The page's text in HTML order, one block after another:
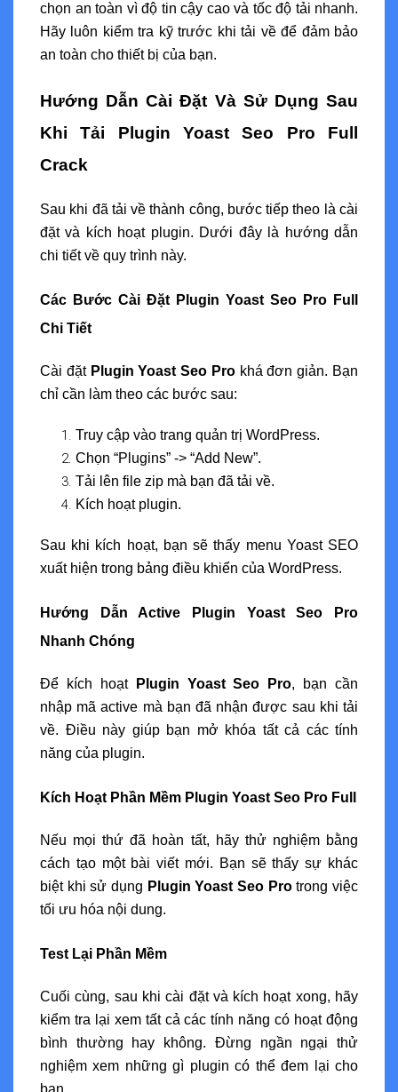
chọn an toàn vì độ tin cậy cao và tốc độ tải nhanh.
Hãy luôn kiểm tra kỹ trước khi tải về để đảm bảo
an toàn cho thiết bị của bạn.
Hướng Dẫn Cài Đặt Và Sử Dụng Sau
Khi Tải Plugin Yoast Seo Pro Full
Crack
Sau khi đã tải về thành công, bước tiếp theo là cài
đặt và kích hoạt plugin. Dưới đây là hướng dẫn
chi tiết về quy trình này.
Các Bước Cài Đặt Plugin Yoast Seo Pro Full
Chi Tiết
Cài đặt Plugin Yoast Seo Prokhá đơn giản. Bạn
chỉ cần làm theo các bước sau:
Truy cập vào trang quản trị WordPress.
Chọn “Plugins” -> “Add New”.
Tải lên file zip mà bạn đã tải về.
Kích hoạt plugin.
Sau khi kích hoạt, bạn sẽ thấy menu Yoast SEO
xuất hiện trong bảng điều khiển của WordPress.
Hướng Dẫn Active Plugin Yoast Seo Pro
Nhanh Chóng
Để kích hoạt Plugin Yoast Seo Pro, bạn cần
nhập mã active mà bạn đã nhận được sau khi tải
về. Điều này giúp bạn mở khóa tất cả các tính
năng của plugin.
Kích Hoạt Phần Mềm Plugin Yoast Seo Pro Full
Nếu mọi thứ đã hoàn tất, hãy thử nghiệm bằng
cách tạo một bài viết mới. Bạn sẽ thấy sự khác
biệt khi sử dụng Plugin Yoast Seo Protrong việc
tối ưu hóa nội dung.
Test Lại Phần Mềm
Cuối cùng, sau khi cài đặt và kích hoạt xong, hãy
kiểm tra lại xem tất cả các tính năng có hoạt động
bình thường hay không. Đừng ngần ngại thử
nghiệm xem những gì plugin có thể đem lại cho